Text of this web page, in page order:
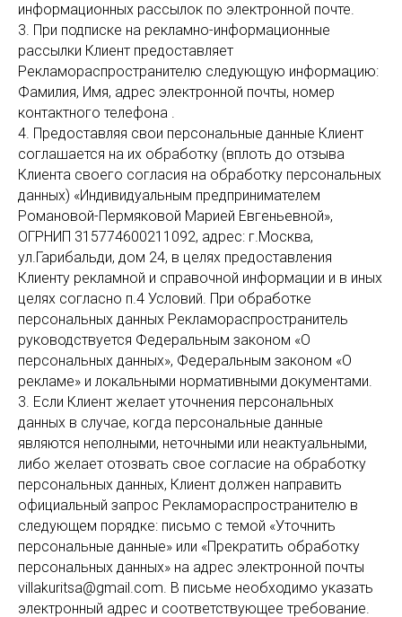
информационных рассылок по электронной почте.
3. При подписке на рекламно-информационные
рассылки Клиент предоставляет
Рекламораспространителю следующую информацию:
Фамилия, Имя, адрес электронной почты, номер
контактного телефона .
4. Предоставляя свои персональные данные Клиент
соглашается на их обработку (вплоть до отзыва
Клиента своего согласия на обработку персональных
данных) «Индивидуальным предпринимателем
Романовой-Пермяковой Марией Евгеньевной»,
ОГРНИП 315774600211092, адрес: г.Москва,
ул.Гарибальди, дом 24, в целях предоставления
Клиенту рекламной и справочной информации и в иных
целях согласно п.4 Условий. При обработке
персональных данных Рекламораспространитель
руководствуется Федеральным законом «О
персональных данных», Федеральным законом «О
рекламе» и локальными нормативными документами.
3. Если Клиент желает уточнения персональных
данных в случае, когда персональные данные
являются неполными, неточными или неактуальными,
либо желает отозвать свое согласие на обработку
персональных данных, Клиент должен направить
официальный запрос Рекламораспространителю в
следующем порядке: письмо с темой «Уточнить
персональные данные» или «Прекратить обработку
персональных данных» на адрес электронной почты
villakuritsa@gmail.com. В письме необходимо указать
электронный адрес и соответствующее требование.